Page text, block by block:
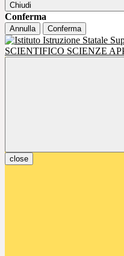
Chiudi
Conferma
Annulla Conferma
SCIENTIFICO SCIENZE
close